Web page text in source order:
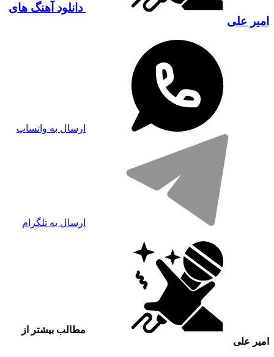
دانلود آهنگ های
امیر علی
ارسال به واتساپ
ارسال به تلگرام
مطالب بیشتر از
امیر علی